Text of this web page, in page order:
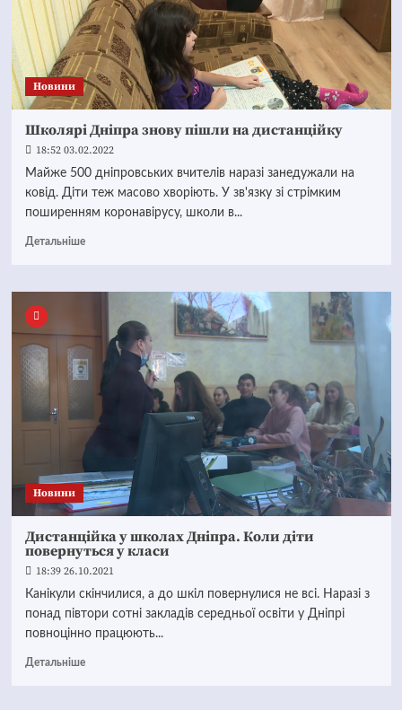
Новини
Школярі Дніпра знову пішли на дистанційку
18:52 03.02.2022
Майже 500 дніпровських вчителів наразі занедужали на
ковід. Діти теж масово хворіють. У зв'язку зі стрімким
поширенням коронавірусу, школи в...
Детальніше
Новини
Дистанційка у школах Дніпра. Коли діти
повернуться у класи
18:39 26.10.2021
Канікули скінчилися, а до шкіл повернулися не всі. Наразі з
понад півтори сотні закладів середньої освіти у Дніпрі
повноцінно працюють...
Детальніше